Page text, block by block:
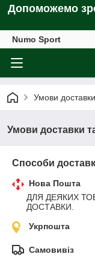
Допоможемо
Numo Sport
Умови
Умови доставки
Способи
Нова Пошта
ДЛЯ ДЕЯКИХ
ДОСТАВКИ.
Укрпошта
Самовивіз